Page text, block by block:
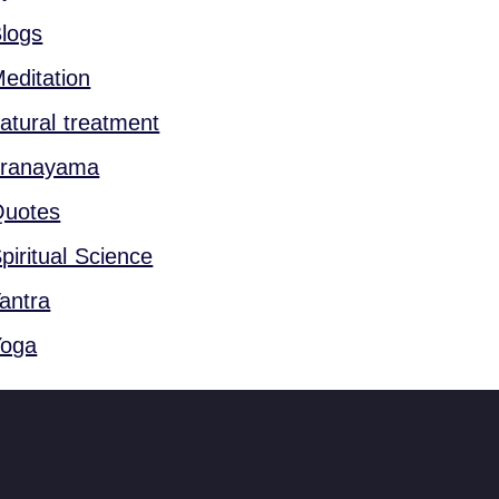
treatment
Science